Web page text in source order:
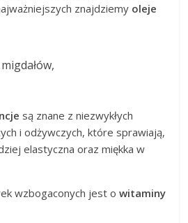
znajdziemy oleje
są znane z niezwykłych
i odżywczych, które sprawiają,
elastyczna oraz miękka w
wzbogaconych jest owitaminy